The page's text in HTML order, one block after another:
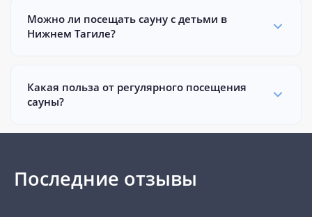
Можно ли посещать сауну с детьми в
Нижнем Тагиле?
Какая польза от регулярного посещения
сауны?
Последние отзывы